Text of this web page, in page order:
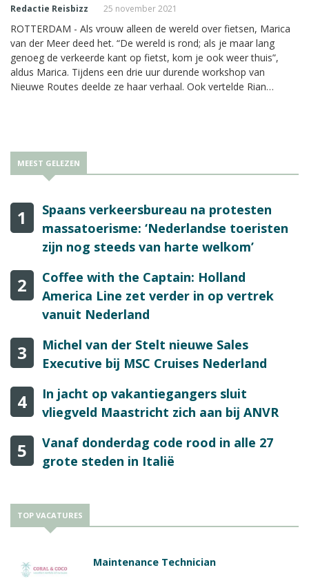
Redactie Reisbizz 25 november 2021
ROTTERDAM - Als vrouw alleen de wereld over fietsen, Marica
van der Meer deed het. “De wereld is rond; als je maar lang
genoeg de verkeerde kant op fietst, kom je ook weer thuis”,
aldus Marica. Tijdens een drie uur durende workshop van
Nieuwe Routes deelde ze haar verhaal. Ook vertelde Rian
MEEST GELEZEN
1
Spaans verkeersbureau na protesten
massatoerisme: ‘Nederlandse toeristen
zijn nog steeds van harte welkom’
2
Coffee with the Captain: Holland
America Line zet verder in op vertrek
vanuit Nederland
3
Michel van der Stelt nieuwe Sales
Executive bij MSC Cruises Nederland
4
In jacht op vakantiegangers sluit
vliegveld Maastricht zich aan bij ANVR
5
Vanaf donderdag code rood in alle 27
grote steden in Italië
TOP VACATURES
Maintenance Technician